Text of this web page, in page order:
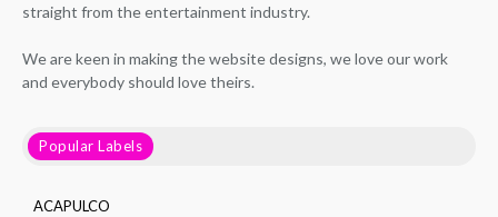
straight from the entertainment industry.
We are keen in making the website designs, we love our work
and everybody should love theirs.
Popular Labels
ACAPULCO